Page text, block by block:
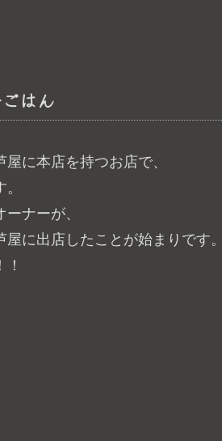
はん
に本店を持つお店で、
ナーが、
に出店したことが始まりです。